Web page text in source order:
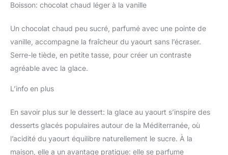
Boisson: chocolat chaud léger à la vanille
Un chocolat chaud peu sucré, parfumé avec une pointe de
vanille, accompagne la fraîcheur du yaourt sans l’écraser.
Serre-le tiède, en petite tasse, pour créer un contraste
agréable avec la glace.
L’info en plus
En savoir plus sur le dessert: la glace au yaourt s’inspire des
desserts glacés populaires autour de la Méditerranée, où
l’acidité du yaourt équilibre naturellement le sucre. À la
maison, elle a un avantage pratique: elle se parfume